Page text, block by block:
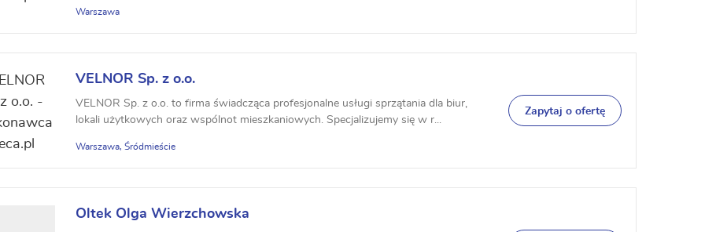
Warszawa
VELNOR Sp. z o.o.
VELNOR Sp. z o.o. to firma świadcząca profesjonalne usługi sprzątania dla biur,
lokali użytkowych oraz wspólnot mieszkaniowych. Specjalizujemy się w r...
Warszawa, Śródmieście
Zapytaj o ofertę
Oltek Olga Wierzchowska